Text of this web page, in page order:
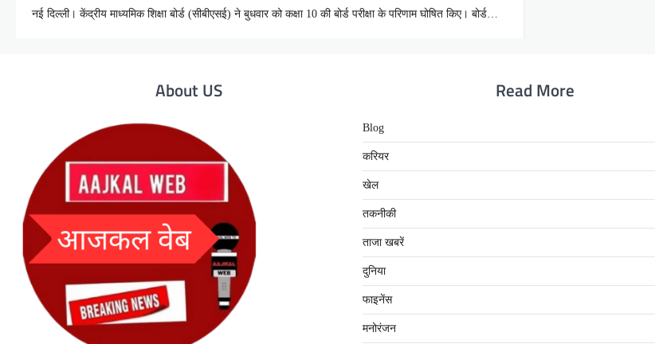
नई दिल्ली। केंद्रीय माध्यमिक शिक्षा बोर्ड (सीबीएसई) ने बुधवार को कक्षा 10 की बोर्ड परीक्षा के परिणाम घोषित किए। बोर्ड…
About US Read More
Blog
करियर
खेल
तकनीकी
ताजा खबरें
दुनिया
फाइनेंस
मनोरंजन